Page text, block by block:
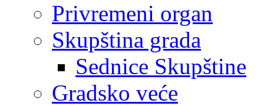
Privremeni organ
Skupština grada
Sednice Skupštine
Gradsko veće